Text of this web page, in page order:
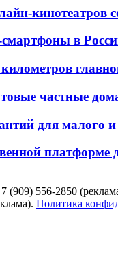
кинотеатров
в
частные
для малого и
платформе
556-2850
Политика